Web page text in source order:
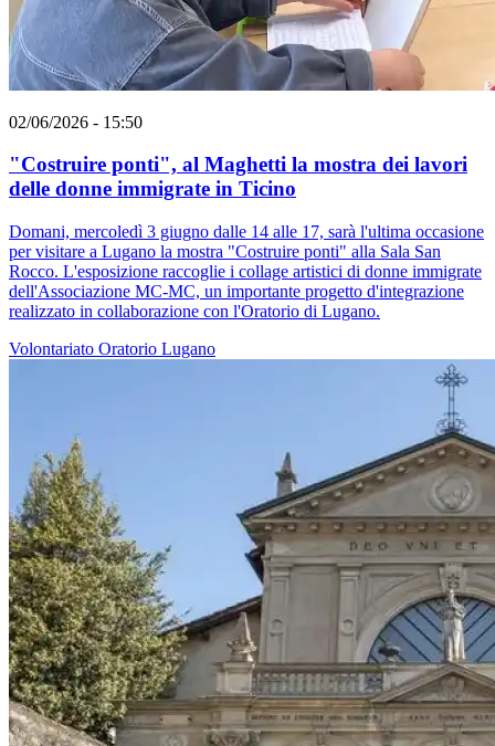
02/06/2026 - 15:50
"Costruire ponti", al Maghetti la mostra dei lavori
delle donne immigrate in Ticino
Domani, mercoledì 3 giugno dalle 14 alle 17, sarà l'ultima occasione
per visitare a Lugano la mostra "Costruire ponti" alla Sala San
Rocco. L'esposizione raccoglie i collage artistici di donne immigrate
dell'Associazione MC-MC, un importante progetto d'integrazione
realizzato in collaborazione con l'Oratorio di Lugano.
Volontariato Oratorio Lugano